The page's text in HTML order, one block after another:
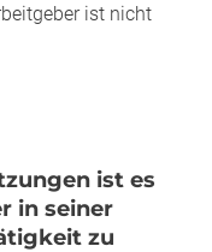
ist nicht
ist es
in seiner
zu